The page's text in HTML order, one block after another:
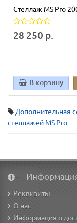
Стеллаж MS Pro
28 250 р.
В корзину
Дополнительная
стеллажей MS Pro
Реквизиты
О нас
Информация о